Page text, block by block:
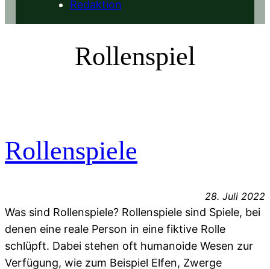
Redaktion
Rollenspiel
Rollenspiele
28. Juli 2022
Was sind Rollenspiele? Rollenspiele sind Spiele, bei
denen eine reale Person in eine fiktive Rolle
schlüpft. Dabei stehen oft humanoide Wesen zur
Verfügung, wie zum Beispiel Elfen, Zwerge